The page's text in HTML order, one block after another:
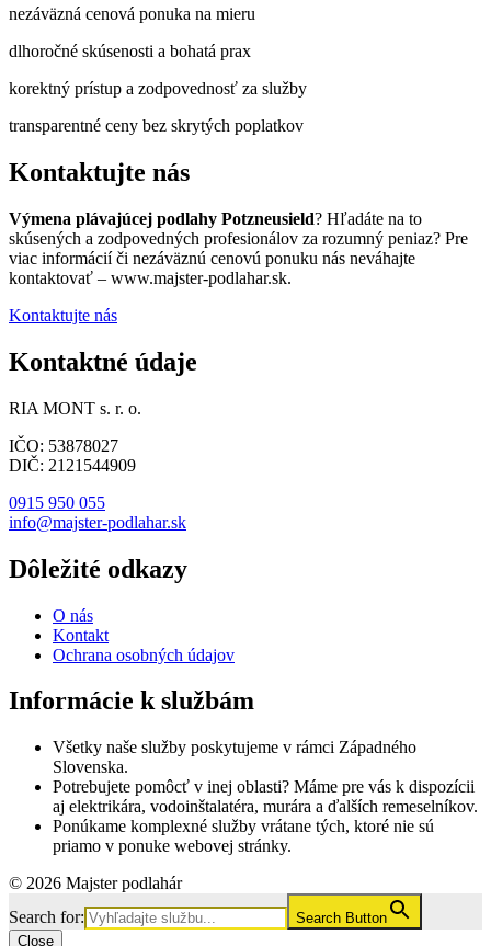
nezáväzná cenová ponuka na mieru
dlhoročné skúsenosti a bohatá prax
korektný prístup a zodpovednosť za služby
transparentné ceny bez skrytých poplatkov
Kontaktujte nás
Výmena plávajúcej podlahy Potzneusield? Hľadáte na to
skúsených a zodpovedných profesionálov za rozumný peniaz? Pre
viac informácií či nezáväznú cenovú ponuku nás neváhajte
kontaktovať – www.majster-podlahar.sk.
Kontaktujte nás
Kontaktné údaje
RIA MONT s. r. o.
IČO: 53878027
DIČ: 2121544909
0915 950 055
info@majster-podlahar.sk
Dôležité odkazy
O nás
Kontakt
Ochrana osobných údajov
Informácie k službám
Všetky naše služby poskytujeme v rámci Západného
Slovenska.
Potrebujete pomôcť v inej oblasti? Máme pre vás k dispozícii
aj elektrikára, vodoinštalatéra, murára a ďalších remeselníkov.
Ponúkame komplexné služby vrátane tých, ktoré nie sú
priamo v ponuke webovej stránky.
© 2026 Majster podlahár
Search for:
Search Button
Close